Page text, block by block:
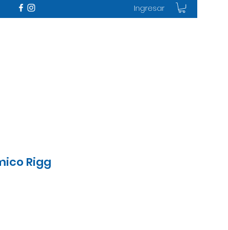
Ingresar
Rigg